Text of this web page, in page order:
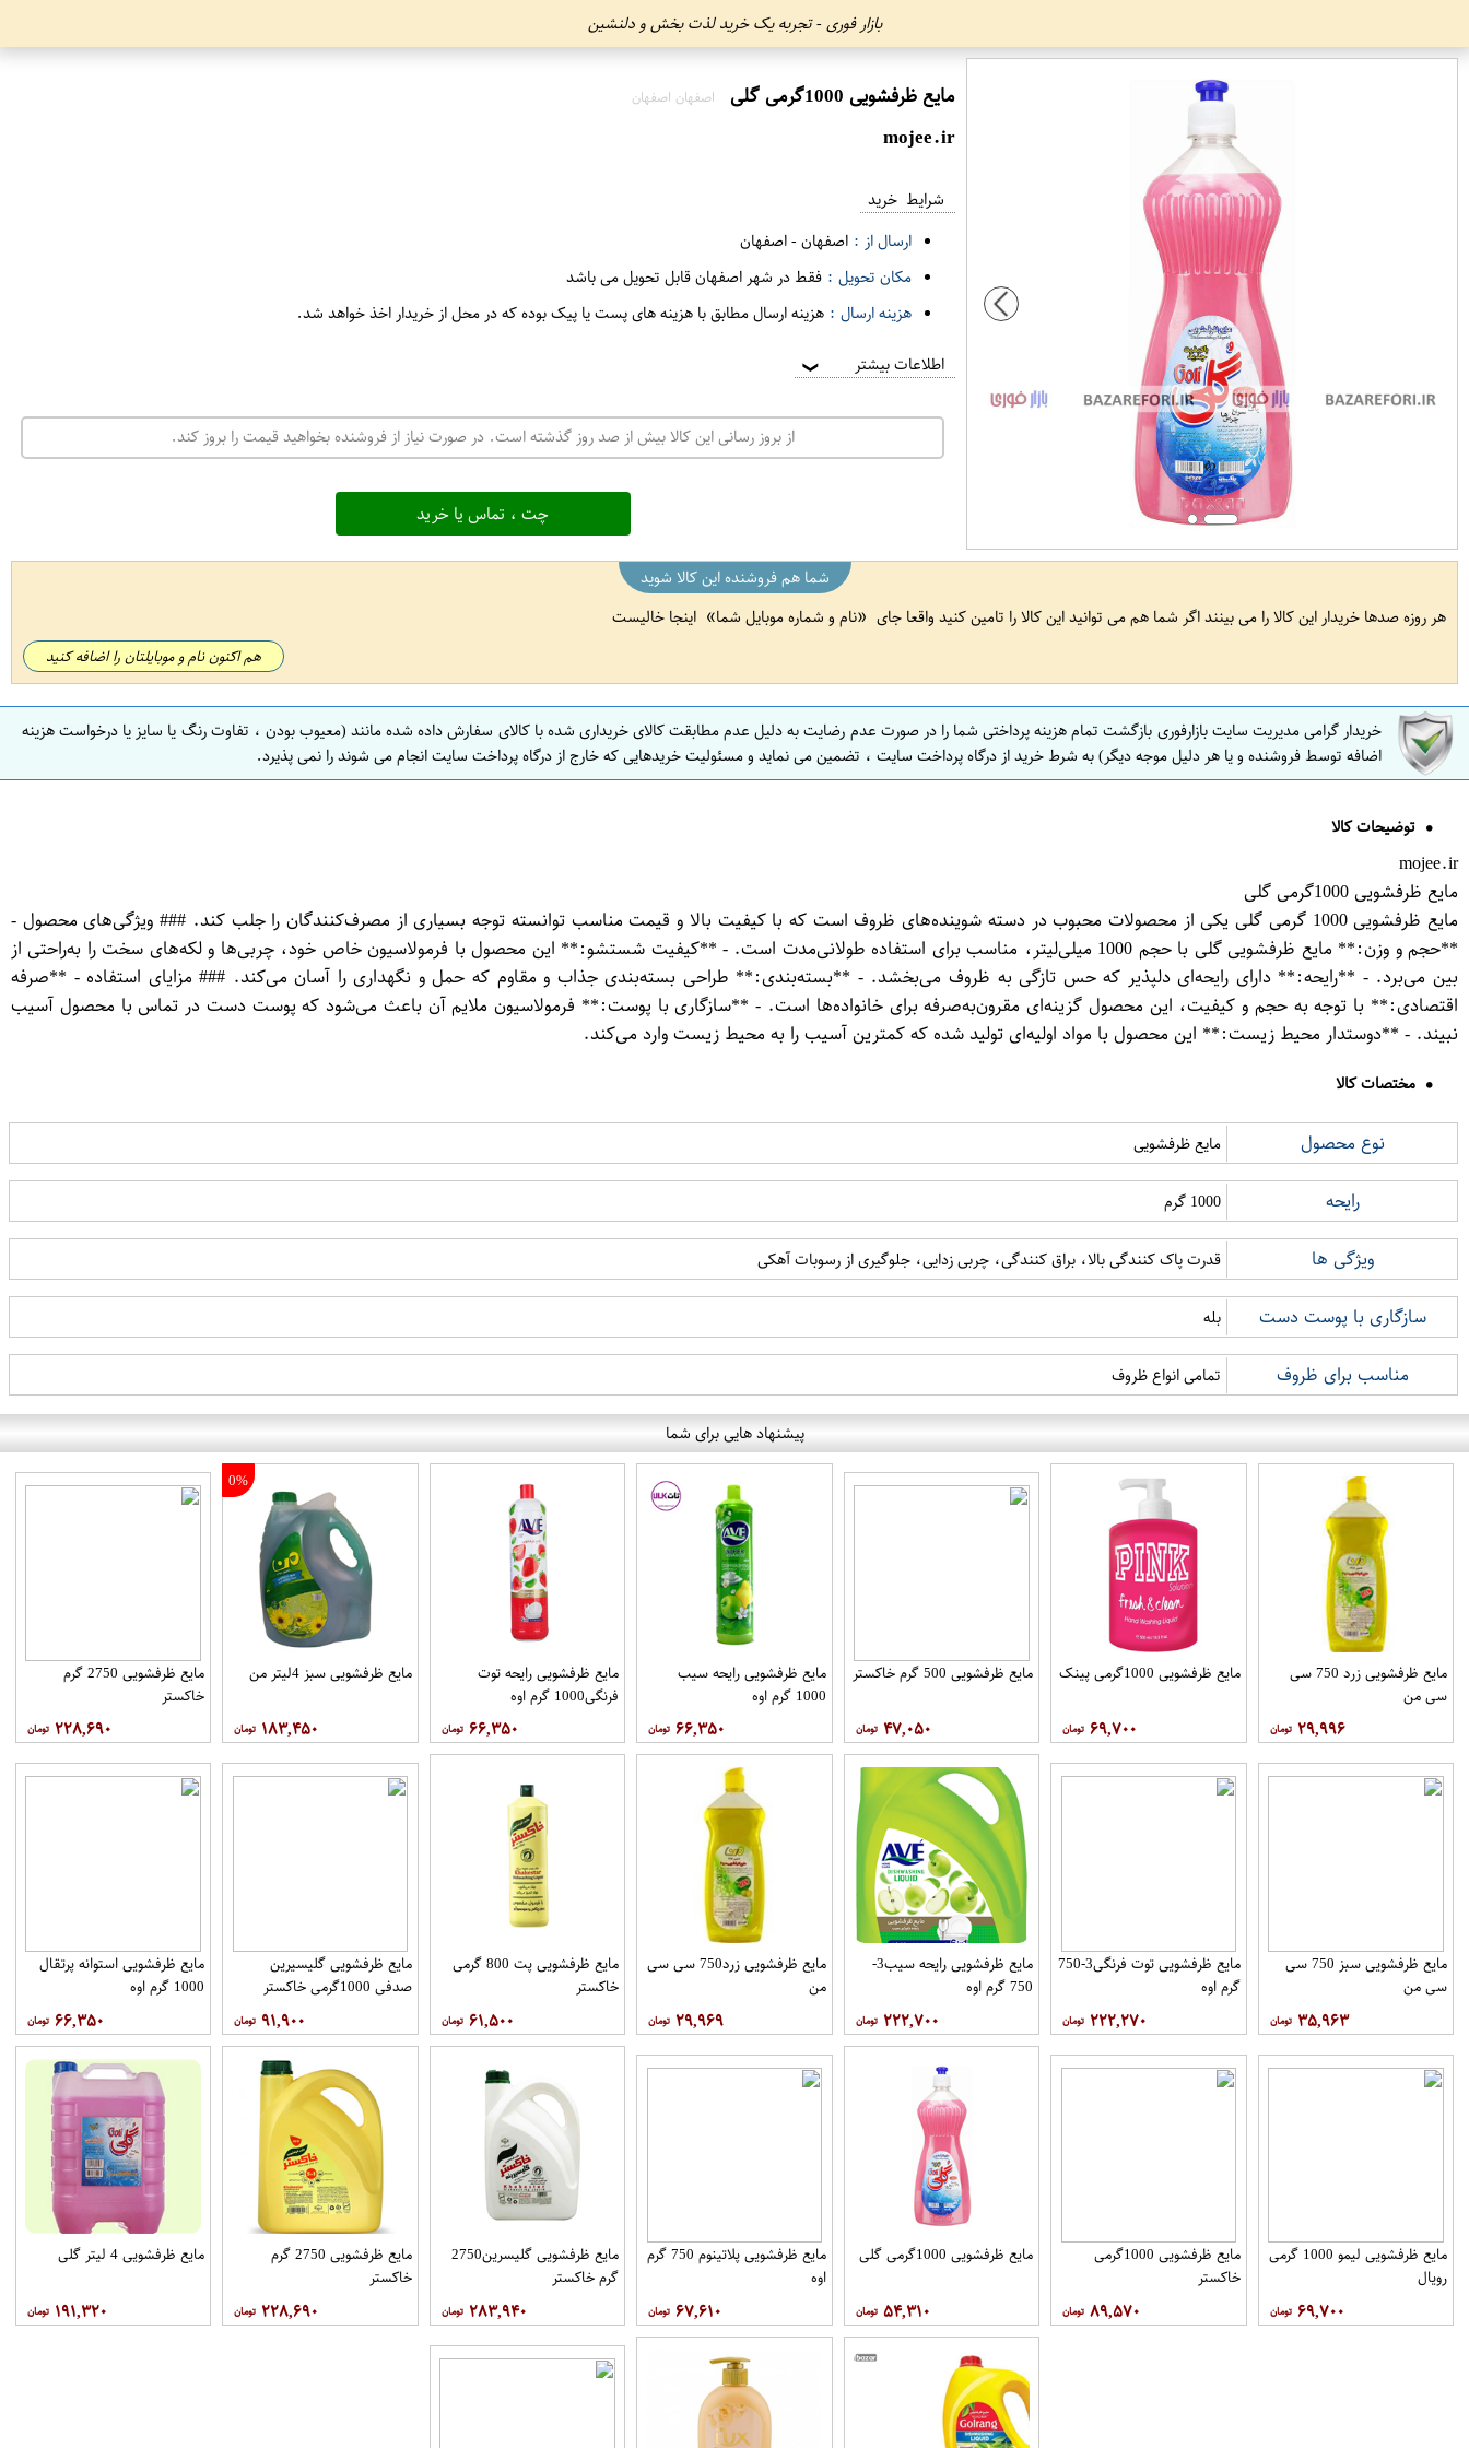
بازار فوری - تجربه یک خرید لذت بخش و دلنشین
مایع ظرفشویی 1000گرمی گلی اصفهان اصفهان
mojee.ir
شرایط خرید
ارسال از : اصفهان-اصفهان
مکان تحویل : فقط در شهر اصفهان قابل تحویل می باشد
هزینه ارسال : هزینه ارسال مطابق با هزینه های پست یا پیک بوده که در محل از خریدار اخذ خواهد شد.
اطلاعات بیشتر ❯
از بروز رسانی این کالا بیش از صد روز گذشته است. در صورت نیاز از فروشنده بخواهید قیمت را بروز کند.
چت ، تماس یا خرید
شما هم فروشنده این کالا شوید
هر روزه صدها خریدار این کالا را می بینند اگر شما هم می توانید این کالا را تامین کنید واقعا جای
نام و شماره موبایل شما اینجا خالیست
هم اکنون نام و موبایلتان را اضافه کنید
خریدار گرامی مدیریت سایت بازارفوری بازگشت تمام هزینه پرداختی شما را در صورت عدم رضایت به دلیل عدم مطابقت کالای خریداری شده با کالای سفارش داده شده مانند (معیوب بودن ، تفاوت رنگ یا سایز یا درخواست هزینه
اضافه توسط فروشنده و یا هر دلیل موجه دیگر) به شرط خرید از درگاه پرداخت سایت ، تضمین می نماید و مسئولیت خریدهایی که خارج از درگاه پرداخت سایت انجام می شوند را نمی پذیرد.
توضیحات کالا
mojee.ir
مایع ظرفشویی 1000گرمی گلی
مایع ظرفشویی 1000 گرمی گلی یکی از محصولات محبوب در دسته شوینده‌های ظروف است که با کیفیت بالا و قیمت مناسب توانسته توجه بسیاری از مصرف‌کنندگان را جلب کند. ### ویژگی‌های محصول -
**حجم و وزن:** مایع ظرفشویی گلی با حجم 1000 میلی‌لیتر، مناسب برای استفاده طولانی‌مدت است. - **کیفیت شستشو:** این محصول با فرمولاسیون خاص خود، چربی‌ها و لکه‌های سخت را به‌راحتی از
بین می‌برد. - **رایحه:** دارای رایحه‌ای دلپذیر که حس تازگی به ظروف می‌بخشد. - **بسته‌بندی:** طراحی بسته‌بندی جذاب و مقاوم که حمل و نگهداری را آسان می‌کند. ### مزایای استفاده - **صرفه
اقتصادی:** با توجه به حجم و کیفیت، این محصول گزینه‌ای مقرون‌به‌صرفه برای خانواده‌ها است. - **سازگاری با پوست:** فرمولاسیون ملایم آن باعث می‌شود که پوست دست در تماس با محصول آسیب
نبیند. - **دوستدار محیط زیست:** این محصول با مواد اولیه‌ای تولید شده که کمترین آسیب را به محیط زیست وارد می‌کند.
مختصات کالا
نوع محصول مایع ظرفشویی
رایحه 1000 گرم
ویژگی ها قدرت پاک کنندگی بالا، براق کنندگی، چربی زدایی، جلوگیری از رسوبات آهکی
سازگاری با پوست دست بله
مناسب برای ظروف تمامی انواع ظروف
پیشنهاد هایی برای شما
مایع ظرفشویی زرد 750 سی
سی من
۲۹,۹۹۶
مایع ظرفشویی 1000گرمی پینک
۶۹,۷۰۰
مایع ظرفشویی 500 گرم خاکستر
۴۷,۰۵۰
مایع ظرفشویی رایحه سیب
1000 گرم اوه
۶۶,۳۵۰
مایع ظرفشویی رایحه توت
فرنگی1000 گرم اوه
۶۶,۳۵۰
0%
مایع ظرفشویی سبز 4لیتر من
۱۸۳,۴۵۰
مایع ظرفشویی 2750 گرم
خاکستر
۲۲۸,۶۹۰
مایع ظرفشویی سبز 750 سی
سی من
۳۵,۹۶۳
مایع ظرفشویی توت فرنگی3-750
گرم اوه
۲۲۲,۲۷۰
مایع ظرفشویی رایحه سیب3-
750 گرم اوه
۲۲۲,۷۰۰
مایع ظرفشویی زرد750 سی سی
من
۲۹,۹۶۹
مایع ظرفشویی پت 800 گرمی
خاکستر
۶۱,۵۰۰
مایع ظرفشویی گلیسیرین
صدفی 1000گرمی خاکستر
۹۱,۹۰۰
مایع ظرفشویی استوانه پرتقال
1000 گرم اوه
۶۶,۳۵۰
مایع ظرفشویی لیمو 1000 گرمی
رویال
۶۹,۷۰۰
مایع ظرفشویی 1000گرمی
خاکستر
۸۹,۵۷۰
مایع ظرفشویی 1000گرمی گلی
۵۴,۳۱۰
مایع ظرفشویی پلاتینوم 750 گرم
اوه
۶۷,۶۱۰
مایع ظرفشویی گلیسرین2750
گرم خاکستر
۲۸۳,۹۴۰
مایع ظرفشویی 2750 گرم
خاکستر
۲۲۸,۶۹۰
مایع ظرفشویی 4 لیتر گلی
۱۹۱,۳۲۰